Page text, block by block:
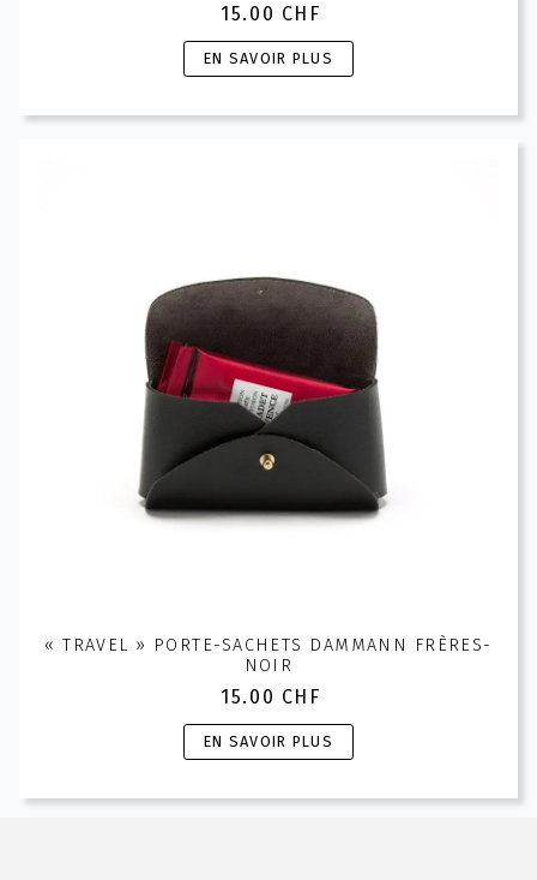
15.00 CHF
EN SAVOIR PLUS
Ce
produit
choisies
sur
la
page
du
produit
« TRAVEL » PORTE-SACHETS DAMMANN FRÈRES-
NOIR
15.00 CHF
EN SAVOIR PLUS
Ce
produit